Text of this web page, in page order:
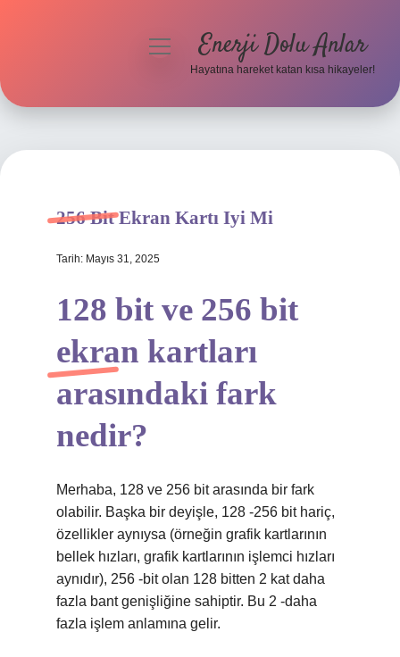
Hakkımızda
menüyüEnerji Dolu Anlar
Hayatına hareket katan kısa hikayeler!
256 Bit Ekran Kartı Iyi Mi
Tarih: Mayıs 31, 2025
128 bit ve 256 bit
ekran kartları
arasındaki fark
nedir?
Merhaba, 128 ve 256 bit arasında bir fark
olabilir. Başka bir deyişle, 128 -256 bit hariç,
özellikler aynıysa (örneğin grafik kartlarının
bellek hızları, grafik kartlarının işlemci hızları
aynıdır), 256 -bit olan 128 bitten 2 kat daha
fazla bant genişliğine sahiptir. Bu 2 -daha
fazla işlem anlamına gelir.